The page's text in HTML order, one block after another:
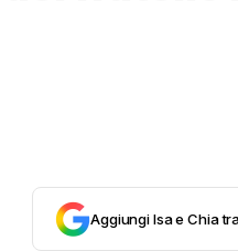
Aggiungi Isa e Chia